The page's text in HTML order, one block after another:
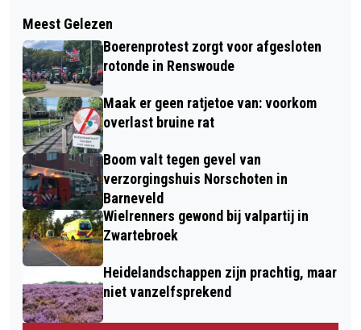
Meest Gelezen
Boerenprotest zorgt voor afgesloten
rotonde in Renswoude
Maak er geen ratjetoe van: voorkom
overlast bruine rat
Boom valt tegen gevel van
verzorgingshuis Norschoten in
Barneveld
Wielrenners gewond bij valpartij in
Zwartebroek
Heidelandschappen zijn prachtig, maar
niet vanzelfsprekend